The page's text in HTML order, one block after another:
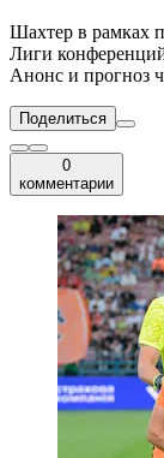
Шахтер в рамках
Лиги
Анонс и прогноз
Поделиться
0
комментарии